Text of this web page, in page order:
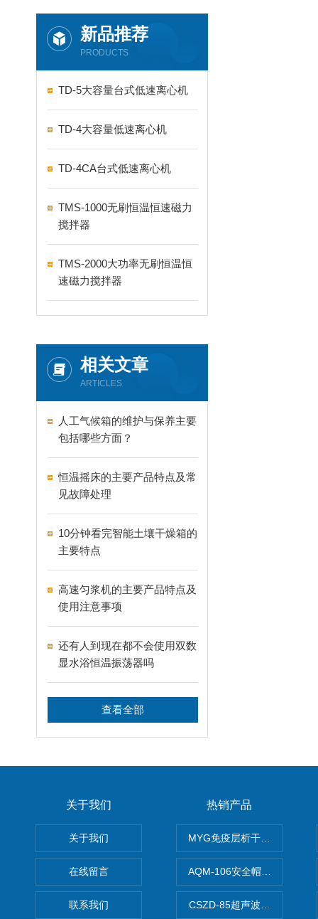
新品推荐
PRODUCTS
TD-5大容量台式低速离心机
TD-4大容量低速离心机
TD-4CA台式低速离心机
TMS-1000无刷恒温恒速磁力
搅拌器
TMS-2000大功率无刷恒温恒
速磁力搅拌器
相关文章
ARTICLES
人工气候箱的维护与保养主要
包括哪些方面？
恒温摇床的主要产品特点及常
见故障处理
10分钟看完智能土壤干燥箱的
主要特点
高速匀浆机的主要产品特点及
使用注意事项
还有人到现在都不会使用双数
显水浴恒温振荡器吗
查看全部
关于我们
关于我们
在线留言
联系我们
热销产品
MYG免疫层析干燥箱
AQM-106安全帽高温预处理
CSZD-85超声波清洗振荡器